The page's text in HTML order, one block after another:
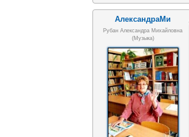
АлександраМи
Рубан Александра Михайловна
(Музыка)